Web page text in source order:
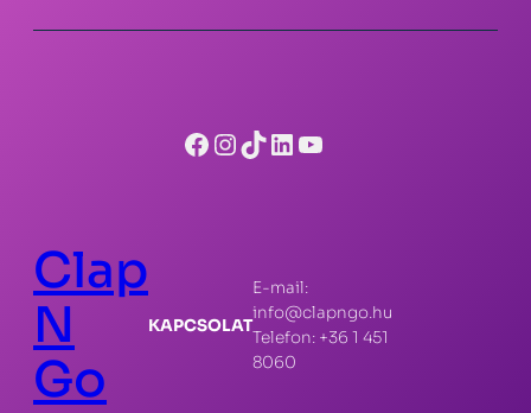
Facebook
Instagram
TikTok
LinkedIn
YouTube
Clap
N
Go
KAPCSOLAT
E-mail:
info@clapngo.hu
Telefon: +36 1 451
8060